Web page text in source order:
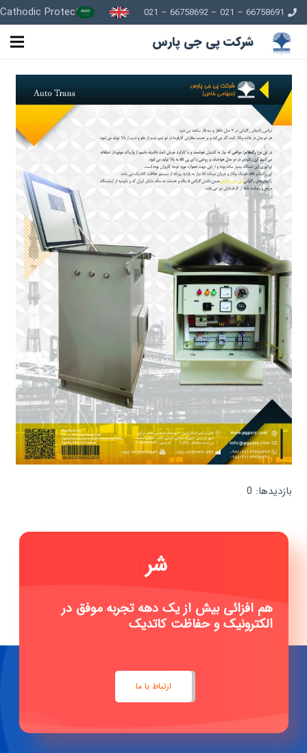
66758691 – 021 – 66758692 – 021
Cathodic Protection
شرکت پی جی پارس
بازدیدها: 0
شرکت
هم افزائی بیش از یک دهه تجربه موفق در
الکترونیک و حفاظت کاتدیک
ارتباط با ما